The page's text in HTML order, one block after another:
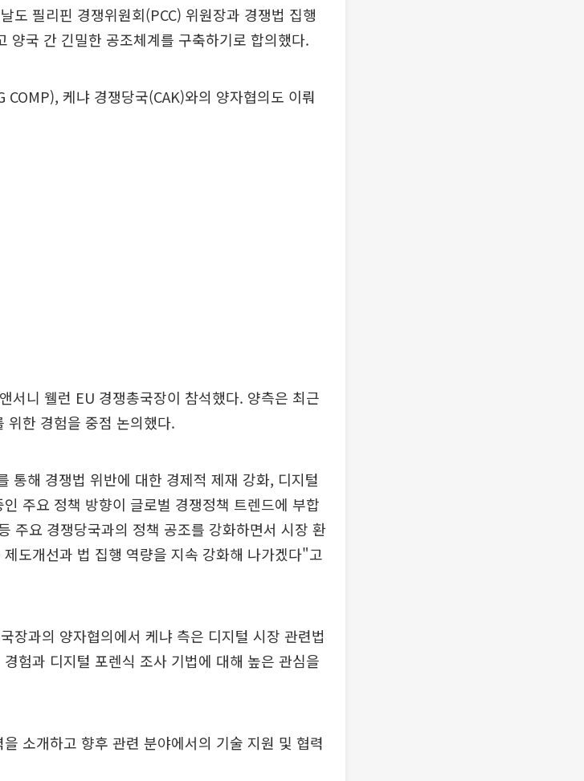
도 필리핀 경쟁위원회(PCC) 위원장과 경쟁법 집행
양국 간 긴밀한 공조체계를 구축하기로 합의했다.
케냐 경쟁당국(CAK)와의 양자협의도 이뤄
서니 웰런 EU 경쟁총국장이 참석했다. 양측은 최근
위한 경험을 중점 논의했다.
통해 경쟁법 위반에 대한 경제적 제재 강화, 디지털
주요 정책 방향이 글로벌 경쟁정책 트렌드에 부합
주요 경쟁당국과의 정책 공조를 강화하면서 시장 환
도개선과 법 집행 역량을 지속 강화해 나가겠다"고
장과의 양자협의에서 케냐 측은 디지털 시장 관련법
험과 디지털 포렌식 조사 기법에 대해 높은 관심을
소개하고 향후 관련 분야에서의 기술 지원 및 협력